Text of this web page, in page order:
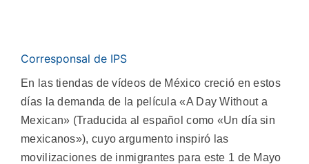
Corresponsal de IPS
En las tiendas de vídeos de México creció en estos
días la demanda de la película «A Day Without a
Mexican» (Traducida al español como «Un día sin
mexicanos»), cuyo argumento inspiró las
movilizaciones de inmigrantes para este 1 de Mayo